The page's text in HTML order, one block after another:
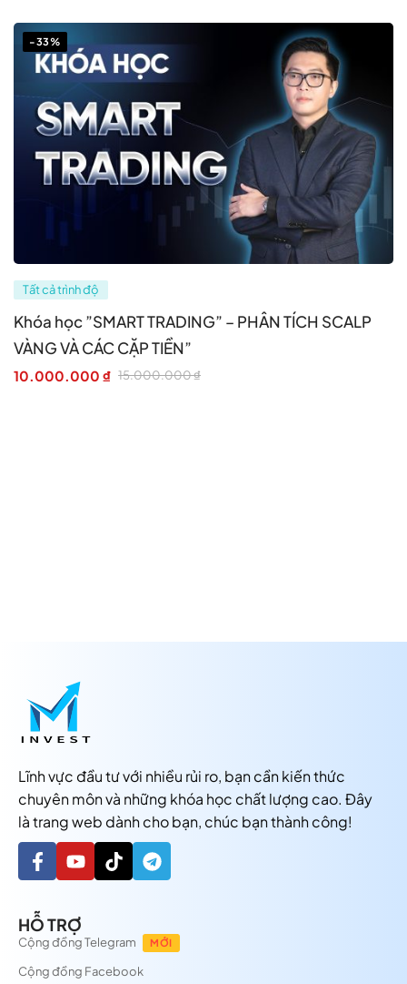
-33%
Tất cả trình độ
Khóa học ”SMART TRADING” – PHÂN TÍCH SCALP
VÀNG VÀ CÁC CẶP TIỀN”
10.000.000 ₫ 15.000.000₫
Lĩnh vực đầu tư với nhiều rủi ro, bạn cần kiến thức
chuyên môn và những khóa học chất lượng cao. Đây
là trang web dành cho bạn, chúc bạn thành công!
HỖ TRỢ
Cộng đồng Telegram MỚI
Cộng đồng Facebook